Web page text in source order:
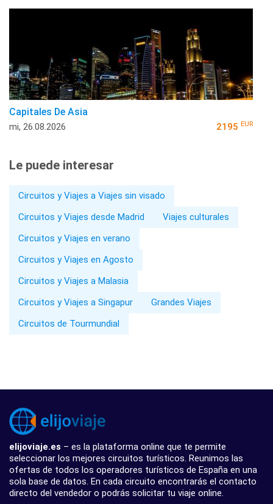
Capitales De Asia
mi, 26.08.2026 2195 EUR
Le puede interesar
Circuitos y Viajes a Viajes sin visado
Circuitos y Viajes desde Madrid
Viajes culturales
Circuitos y Viajes en verano
Circuitos y Viajes en Agosto
Circuitos y Viajes a Malasia
Circuitos y Viajes a Singapur
Grandes Viajes
Circuitos de Tourmundial
elijoviaje.es – es la plataforma online que te permite
seleccionar los mejores circuitos turísticos. Reunimos las
ofertas de todos los operadores turísticos de España en una
sola base de datos. En cada circuito encontrarás el contacto
directo del vendedor o podrás solicitar tu viaje online.